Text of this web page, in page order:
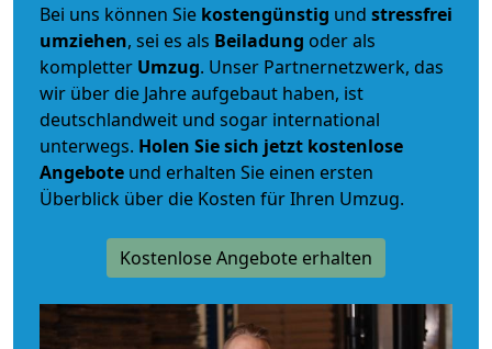
Bei uns können Sie kostengünstig und stressfrei
umziehen, sei es als Beiladung oder als
kompletter Umzug. Unser Partnernetzwerk, das
wir über die Jahre aufgebaut haben, ist
deutschlandweit und sogar international
unterwegs. Holen Sie sich jetzt kostenlose
Angebote und erhalten Sie einen ersten
Überblick über die Kosten für Ihren Umzug.
Kostenlose Angebote erhalten